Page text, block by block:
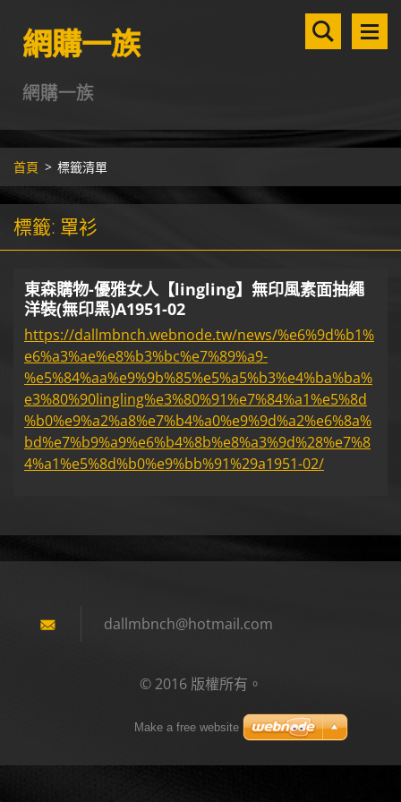
網購一族
網購一族
首頁 > 標籤清單
標籤: 罩衫
東森購物-優雅女人【lingling】無印風素面抽繩
洋裝(無印黑)A1951-02
https://dallmbnch.webnode.tw/news/%e6%9d%b1%
e6%a3%ae%e8%b3%bc%e7%89%a9-
%e5%84%aa%e9%9b%85%e5%a5%b3%e4%ba%ba%
e3%80%90lingling%e3%80%91%e7%84%a1%e5%8d
%b0%e9%a2%a8%e7%b4%a0%e9%9d%a2%e6%8a%
bd%e7%b9%a9%e6%b4%8b%e8%a3%9d%28%e7%8
4%a1%e5%8d%b0%e9%bb%91%29a1951-02/
dallmbnch@hotmail.com
© 2016 版權所有。
Make a free website